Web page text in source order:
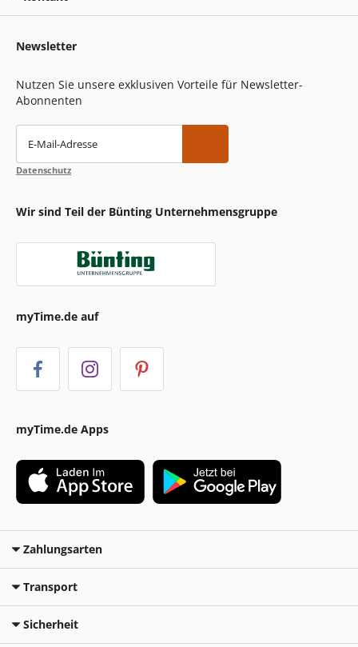
Newsletter
Nutzen Sie unsere exklusiven Vorteile für Newsletter-
Abonnenten
E-Mail-Adresse
Datenschutz
Wir sind Teil der Bünting Unternehmensgruppe
myTime.de auf
myTime.de Apps
Zahlungsarten
Transport
Sicherheit